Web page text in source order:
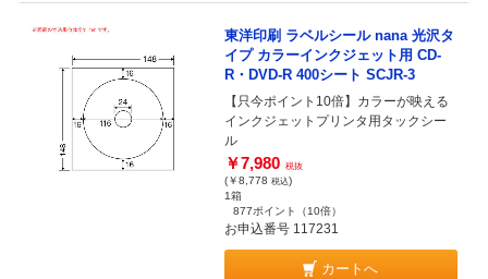
東洋印刷 ラベルシール nana 光沢タ
イプ カラーインクジェット用 CD-
R・DVD-R 400シート SCJR-3
【只今ポイント10倍】カラーが映える
インクジェットプリンタ用タックシー
ル
￥7,980 税抜
(￥8,778 税込)
1箱
877ポイント
（10倍）
お申込番号 117231
カートへ